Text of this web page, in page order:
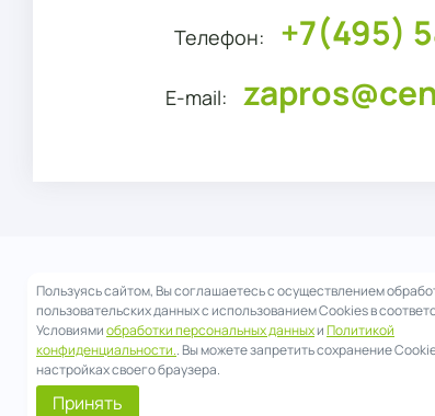
Телефон: +7(495)
E-mail:
ЦентроСад © 2026 Все права на материалы,
охраняются в соответствии с законодательством
При цитировании и использовании любых
обязательна.
Пользуясь сайтом, Вы соглашаетесь с осуществлением
пользовательских данных с использованием Cookies в
Условиямиобработки персональных данныхиПолитикой
конфиденциальности.. Вы можете запретить сохранение
настройках своего браузера.
Принять